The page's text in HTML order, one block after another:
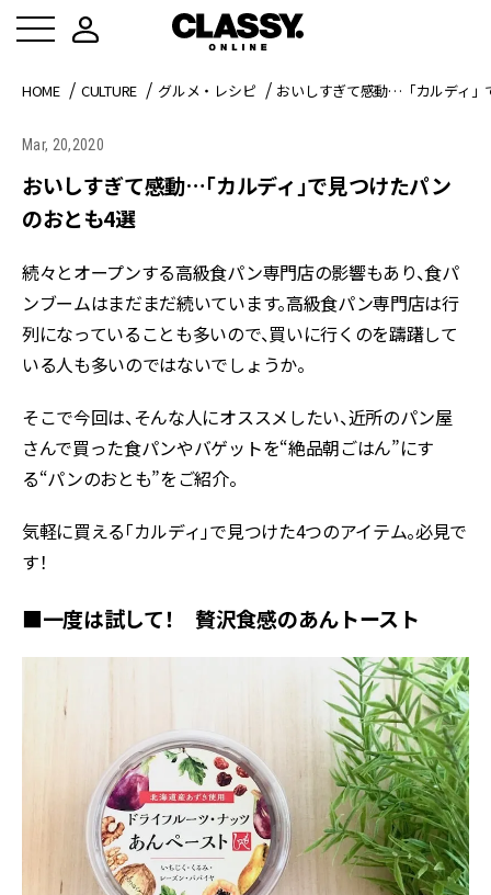
HOME CULTURE グルメ・レシピ おいしすぎて感動…「カルディ」
Mar, 20,2020
おいしすぎて感動…「カルディ」で見つけたパン
のおとも4選
続々とオープンする高級食パン専門店の影響もあり、食パ
ンブームはまだまだ続いています。高級食パン専門店は行
列になっていることも多いので、買いに行くのを躊躇して
いる人も多いのではないでしょうか。
そこで今回は、そんな人にオススメしたい、近所のパン屋
さんで買った食パンやバゲットを“絶品朝ごはん”にす
る“パンのおとも”をご紹介。
気軽に買える「カルディ」で見つけた4つのアイテム。必見で
す！
■一度は試して！ 贅沢食感のあんトースト